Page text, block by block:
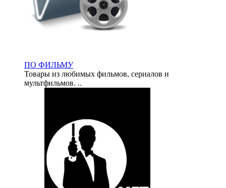
ПО ФИЛЬМУ
Товары из любимых фильмов, сериалов и
мультфильмов. ..